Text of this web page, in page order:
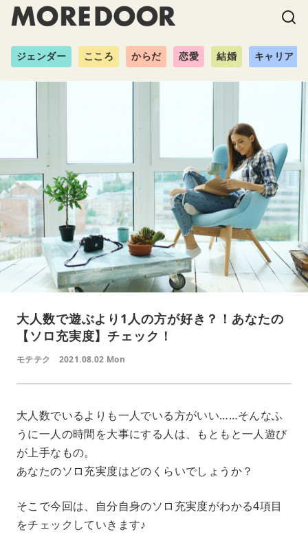
ジェンダー こころ からだ 恋愛 結婚 キャリア
大人数で遊ぶより1人の方が好き？！あなたの
【ソロ充実度】チェック！
モテテク 2021.08.02 Mon
大人数でいるよりも一人でいる方がいい……そんなふ
うに一人の時間を大事にする人は、もともと一人遊び
が上手なもの。
あなたのソロ充実度はどのくらいでしょうか？
そこで今回は、自分自身のソロ充実度がわかる4項目
をチェックしていきます♪